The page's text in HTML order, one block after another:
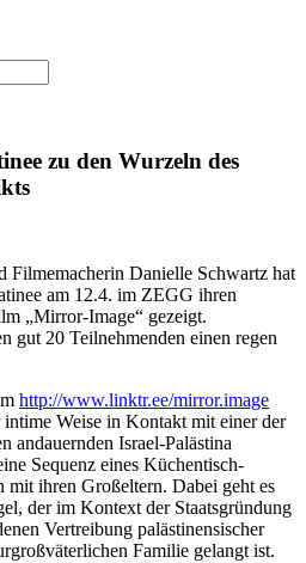
zu den Wurzeln des
Filmemacherin Danielle Schwartz hat
am 12.4. im ZEGG ihren
„Mirror-Image“ gezeigt.
gut 20 Teilnehmenden einen regen
http://www.linktr.ee/mirror.image
Weise in Kontakt mit einer der
andauernden Israel-Palästina
Sequenz eines Küchentisch-
mit ihren Großeltern. Dabei geht es
der im Kontext der Staatsgründung
Vertreibung palästinensischer
Familie gelangt ist.